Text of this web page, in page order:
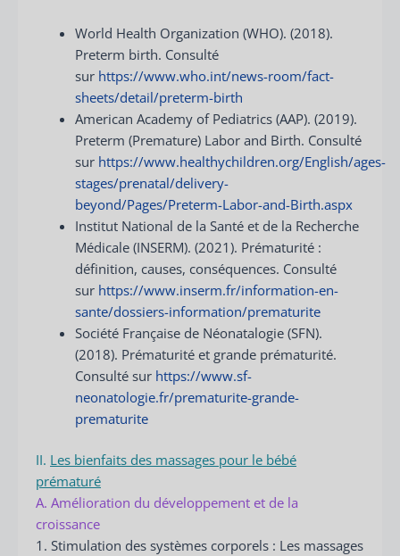
World Health Organization (WHO). (2018).
Preterm birth. Consulté
sur https://www.who.int/news-room/fact-
sheets/detail/preterm-birth
American Academy of Pediatrics (AAP). (2019).
Preterm (Premature) Labor and Birth. Consulté
sur https://www.healthychildren.org/English/ages-
stages/prenatal/delivery-
beyond/Pages/Preterm-Labor-and-Birth.aspx
Institut National de la Santé et de la Recherche
Médicale (INSERM). (2021). Prématurité :
définition, causes, conséquences. Consulté
sur https://www.inserm.fr/information-en-
sante/dossiers-information/prematurite
Société Française de Néonatalogie (SFN).
(2018). Prématurité et grande prématurité.
Consulté sur https://www.sf-
neonatologie.fr/prematurite-grande-
prematurite
II. Les bienfaits des massages pour le bébé
prématuré
A. Amélioration du développement et de la
croissance
1. Stimulation des systèmes corporels : Les massages